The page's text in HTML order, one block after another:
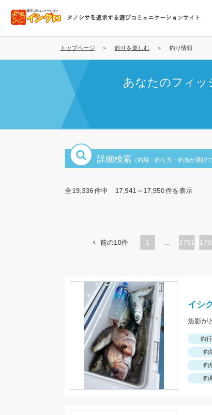
コ
テ
タノシサを追求する遊びコミュニケーションサイト
トップページ 釣りを楽しむ 釣り情報
あなたのフィッ
詳細検索 （釣場・釣り方・釣魚が選択
全19,336件中 17,941～17,950件を表示
前の10件 1
ペ
1791
ペ
イシ
魚影が
釣
釣
釣
釣